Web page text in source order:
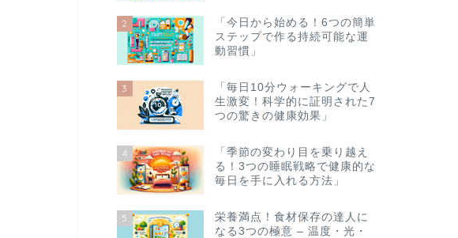
2
「今日から始める！6つの簡単
ステップで作る持続可能な運
動習慣」
3
「毎日10分ウォーキングで人
生激変！科学的に証明された7
つの驚きの健康効果」
4
「季節の変わり目を乗り越え
る！3つの睡眠戦略で健康的な
毎日を手に入れる方法」
5
栄養満点！食材保存の達人に
なる3つの極意 – 温度・光・